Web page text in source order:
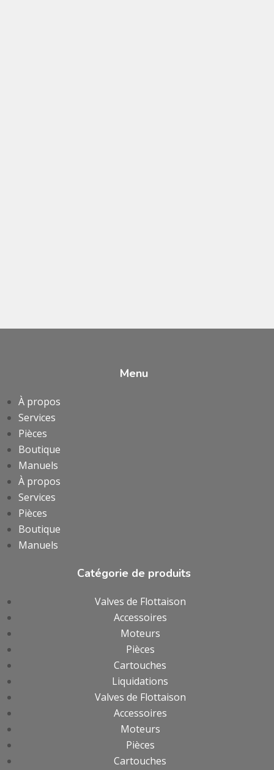
Menu
À propos
Services
Pièces
Boutique
Manuels
À propos
Services
Pièces
Boutique
Manuels
Catégorie de produits
Valves de Flottaison
Accessoires
Moteurs
Pièces
Cartouches
Liquidations
Valves de Flottaison
Accessoires
Moteurs
Pièces
Cartouches